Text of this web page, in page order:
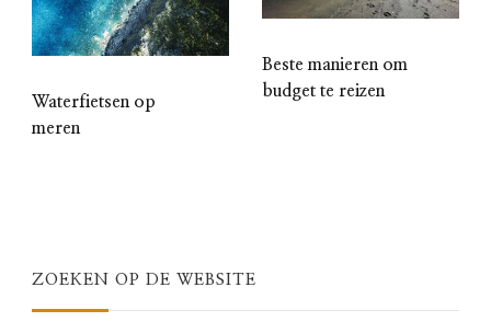
Waterfietsen op
meren
Beste manieren om
budget te reizen
ZOEKEN OP DE WEBSITE